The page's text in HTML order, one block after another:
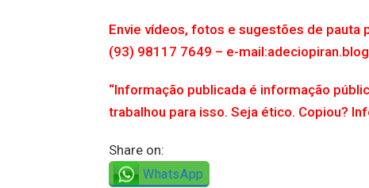
Envie vídeos, fotos e sugestões de pauta
(93) 98117 7649 – e-
“Informação publicada é informação
trabalhou para isso. Seja ético. Copiou?
Share on:
WhatsApp